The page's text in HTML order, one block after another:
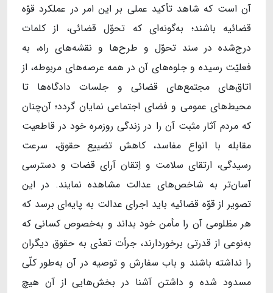
آن است که شاهد تأکید عملی بر این امر در عملکرد قوّه‌
قضائیه باشند؛ به‌‌گونه‌ای که تحوّل قضائی، از کلمات
درج‌شده در سند تحوّل و طرح‌ها و نقشه‌های راه، به
فعلیّت رسیده و جلوه‌های آن در همه‌ عرصه‌های مربوطه، از
اتاق‌های مجتمع‌های قضائی و جلسات دادگاه‌ها تا
محیط‌های عمومی و فضای اجتماعی نمایان گردد؛ آن‌چنان
که مردم آثار مثبت آن را در زندگی روزمره‌ خود در قاطعیت
مقابله با انواع مفاسد، کاهش تضییع حقوق، سرعت
رسیدگی، ارتقای سلامت و اِتقان آرای قضات و دسترسی
آسان‌تر به شاخص‌های عدالت مشاهده نمایند. در این
تصویر از قوّه‌ قضائیه باید اجرای عدالت به پایه‌ای برسد که
هر مظلومی آن را مأمن خود بداند و به‌خصوص کسانی که
به‌نوعی از قدرتی برخوردارند، جرأت تعدّی به حقوق دیگران
را نداشته باشند و باب سفارش و توصیه در آن به‌طور کلّی
مسدود شده و داشتن آشنا در بخش‌هایی از آن هیچ